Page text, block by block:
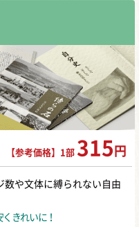
【参考価格】1部 315 円
数や文体に縛られない自由
きれいに！